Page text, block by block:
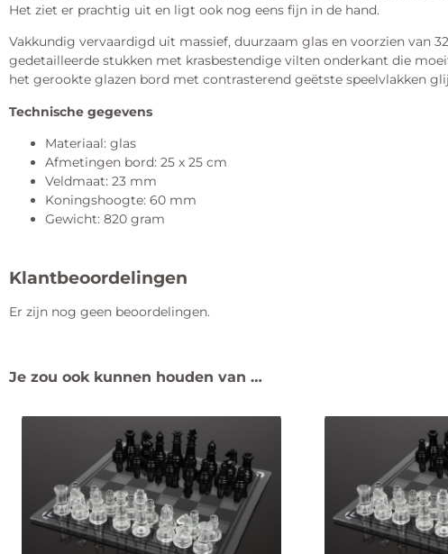
Het ziet er prachtig uit en ligt ook nog eens fijn in de hand.
Vakkundig vervaardigd uit massief, duurzaam glas en voorzien van 32
gedetailleerde stukken met krasbestendige vilten onderkant die
het gerookte glazen bord met contrasterend geëtste speelvlakken
Technische gegevens
Materiaal: glas
Afmetingen bord: 25 x 25 cm
Veldmaat: 23 mm
Koningshoogte: 60 mm
Gewicht: 820 gram
Klantbeoordelingen
Er zijn nog geen beoordelingen.
Je zou ook kunnen houden van …